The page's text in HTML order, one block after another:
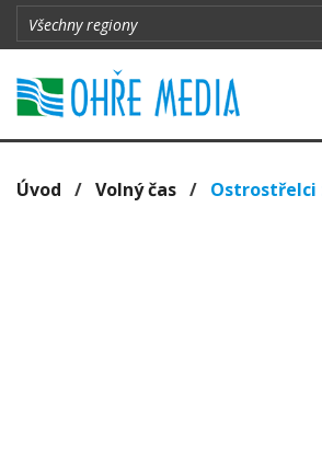
Úvod / Volný čas / Ostrostřelci